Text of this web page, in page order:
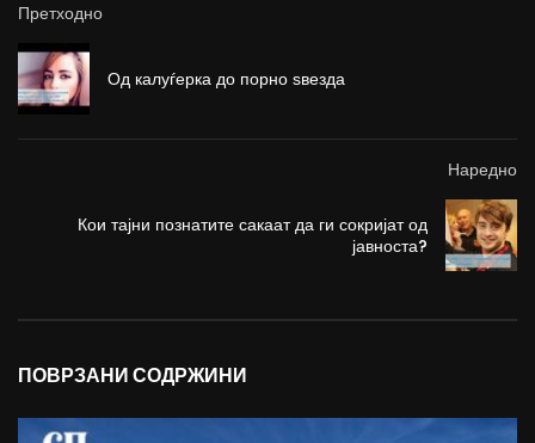
Претходно
Од калуѓерка до порно ѕвезда
Наредно
Кои тајни познатите сакаат да ги сокријат од
јавноста?
ПОВРЗАНИ СОДРЖИНИ